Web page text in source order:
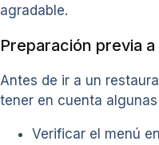
agradable.
Preparación previa a
Antes de ir a un
tener en cuenta
Verificar el menú